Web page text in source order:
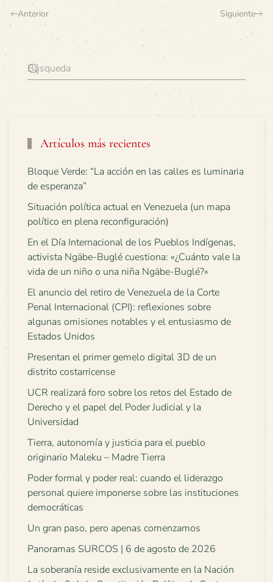
Anterior Siguiente
Artículos más recientes
Bloque Verde: “La acción en las calles es luminaria
de esperanza”
Situación política actual en Venezuela (un mapa
político en plena reconfiguración)
En el Día Internacional de los Pueblos Indígenas,
activista Ngäbe-Buglé cuestiona: «¿Cuánto vale la
vida de un niño o una niña Ngäbe-Buglé?»
El anuncio del retiro de Venezuela de la Corte
Penal Internacional (CPI): reflexiones sobre
algunas omisiones notables y el entusiasmo de
Estados Unidos
Presentan el primer gemelo digital 3D de un
distrito costarricense
UCR realizará foro sobre los retos del Estado de
Derecho y el papel del Poder Judicial y la
Universidad
Tierra, autonomía y justicia para el pueblo
originario Maleku – Madre Tierra
Poder formal y poder real: cuando el liderazgo
personal quiere imponerse sobre las instituciones
democráticas
Un gran paso, pero apenas comenzamos
Panoramas SURCOS | 6 de agosto de 2026
La soberanía reside exclusivamente en la Nación